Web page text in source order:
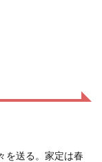
を送る。家定は春